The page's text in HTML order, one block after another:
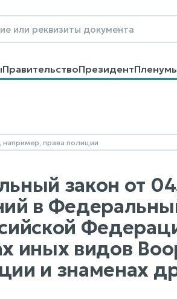
ПравительствоПрезидент
КонтактыПомощьПоиск
закон от
в
иных видов
и знаменах